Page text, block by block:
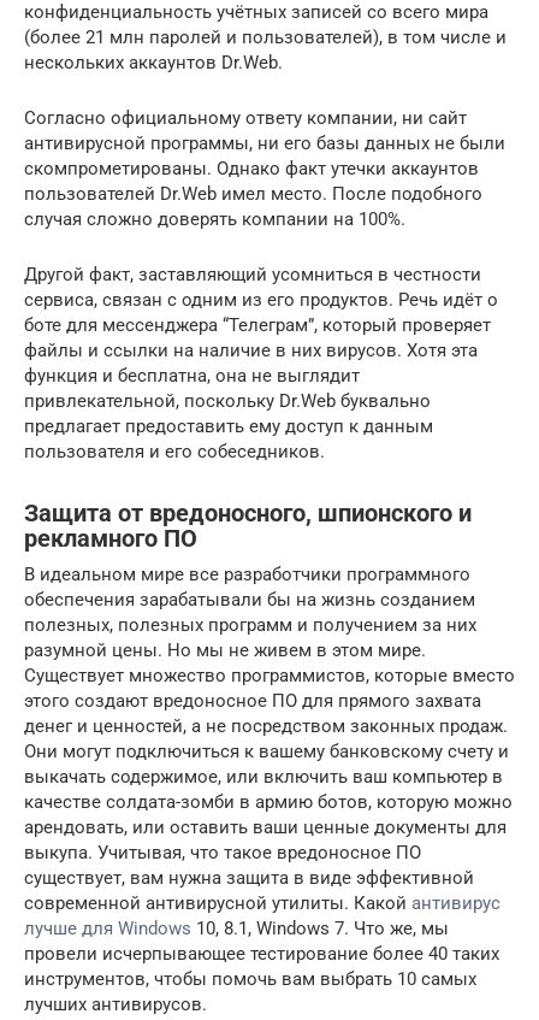
конфиденциальность учётных записей со всего мира
(более 21 млн паролей и пользователей), в том числе и
нескольких аккаунтов Dr.Web.
Согласно официальному ответу компании, ни сайт
антивирусной программы, ни его базы данных не были
скомпрометированы. Однако факт утечки аккаунтов
пользователей Dr.Web имел место. После подобного
случая сложно доверять компании на 100%.
Другой факт, заставляющий усомниться в честности
сервиса, связан с одним из его продуктов. Речь идёт о
боте для мессенджера “Телеграм”, который проверяет
файлы и ссылки на наличие в них вирусов. Хотя эта
функция и бесплатна, она не выглядит
привлекательной, поскольку Dr.Web буквально
предлагает предоставить ему доступ к данным
пользователя и его собеседников.
Защита от вредоносного, шпионского и
рекламного ПО
В идеальном мире все разработчики программного
обеспечения зарабатывали бы на жизнь созданием
полезных, полезных программ и получением за них
разумной цены. Но мы не живем в этом мире.
Существует множество программистов, которые вместо
этого создают вредоносное ПО для прямого захвата
денег и ценностей, а не посредством законных продаж.
Они могут подключиться к вашему банковскому счету и
выкачать содержимое, или включить ваш компьютер в
качестве солдата-зомби в армию ботов, которую можно
арендовать, или оставить ваши ценные документы для
выкупа. Учитывая, что такое вредоносное ПО
существует, вам нужна защита в виде эффективной
современной антивирусной утилиты. Какой антивирус
лучше для Windows 10, 8.1, Windows 7. Что же, мы
провели исчерпывающее тестирование более 40 таких
инструментов, чтобы помочь вам выбрать 10 самых
лучших антивирусов.